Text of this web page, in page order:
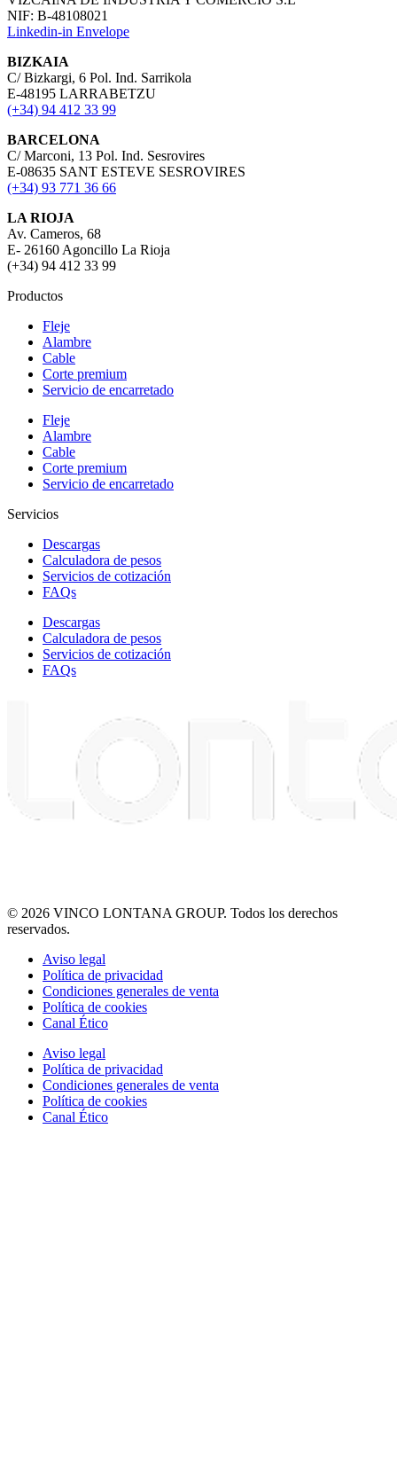
NIF: B-48108021
Linkedin-in Envelope
BIZKAIA
C/ Bizkargi, 6 Pol. Ind. Sarrikola
E-48195 LARRABETZU
(+34) 94 412 33 99
BARCELONA
C/ Marconi, 13 Pol. Ind. Sesrovires
E-08635 SANT ESTEVE SESROVIRES
(+34) 93 771 36 66
LA RIOJA
Av. Cameros, 68
E- 26160 Agoncillo La Rioja
(+34) 94 412 33 99
Productos
Fleje
Alambre
Cable
Corte premium
Servicio de encarretado
Fleje
Alambre
Cable
Corte premium
Servicio de encarretado
Servicios
Descargas
Calculadora de pesos
Servicios de cotización
FAQs
Descargas
Calculadora de pesos
Servicios de cotización
FAQs
© 2026 VINCO LONTANA GROUP. Todos los derechos
reservados.
Aviso legal
Política de privacidad
Condiciones generales de venta
Política de cookies
Canal Ético
Aviso legal
Política de privacidad
Condiciones generales de venta
Política de cookies
Canal Ético